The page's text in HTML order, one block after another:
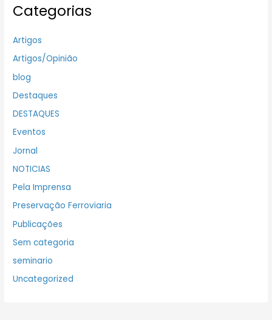
Categorias
Artigos
Artigos/Opinião
blog
Destaques
DESTAQUES
Eventos
Jornal
NOTICIAS
Pela Imprensa
Preservação Ferroviaria
Publicações
Sem categoria
seminario
Uncategorized